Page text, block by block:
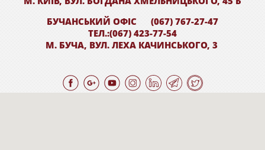
БУЧАНСЬКИЙ ОФІС
(067) 767-27-47
ТЕЛ.:(067) 423-77-54
М. БУЧА, ВУЛ. ЛЕХА КАЧИНСЬКОГО, 3